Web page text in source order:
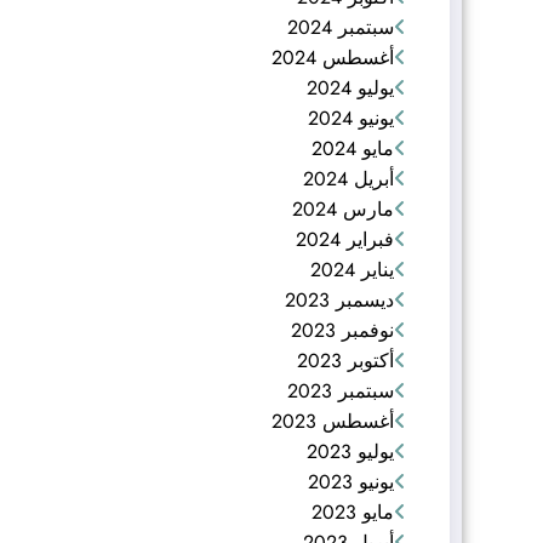
سبتمبر 2024
أغسطس 2024
يوليو 2024
يونيو 2024
مايو 2024
أبريل 2024
مارس 2024
فبراير 2024
يناير 2024
ديسمبر 2023
نوفمبر 2023
أكتوبر 2023
سبتمبر 2023
أغسطس 2023
يوليو 2023
يونيو 2023
مايو 2023